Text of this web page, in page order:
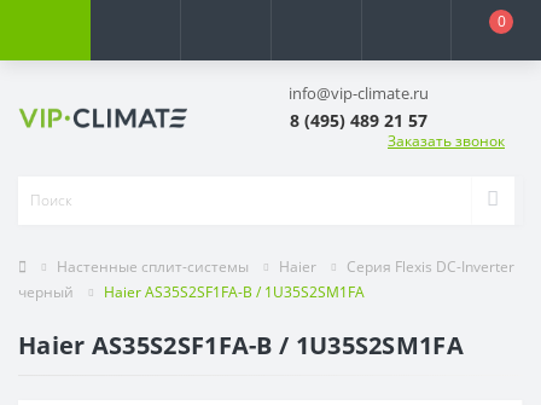
0
info@vip-climate.ru
8 (495) 489 21 57
Заказать звонок
Настенные сплит-системы Haier
Серия Flexis DC-Inverter
черный
Haier AS35S2SF1FA-B / 1U35S2SM1FA
Haier AS35S2SF1FA-B / 1U35S2SM1FA